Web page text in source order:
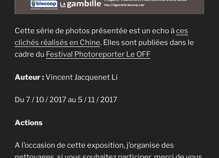
Cette série de photos présentée est un echo àces
clichés réalisés en Chine. Elles sont publiées dans le
cadre du Festival Photoreporter Le OFF
Auteur :Vincent Jacquenet Li
Du 7 / 10 / 2017 au 5 / 11 / 2017
Actions
A l’occasion de cette exposition, j’organise des